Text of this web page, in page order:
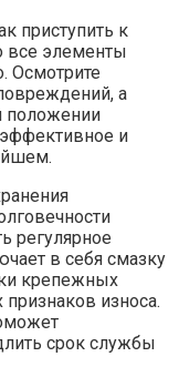
приступить к
все элементы
Осмотрите
а
положении
и
регулярное
в себя смазку
крепежных
износа.
срок службы